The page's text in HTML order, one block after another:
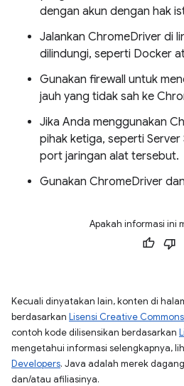
dengan akun dengan hak
Jalankan ChromeDriver di
dilindungi, seperti Docker
Gunakan firewall untuk
jauh yang tidak sah ke
Jika Anda menggunakan
pihak ketiga, seperti Server
port jaringan alat tersebut.
Gunakan ChromeDriver
Apakah informasi ini
Kecuali dinyatakan lain, konten di
berdasarkan Lisensi Creative
contoh kode dilisensikan berdasarkan
mengetahui informasi selengkapnya,
Developers. Java adalah merek
dan/atau afiliasinya.